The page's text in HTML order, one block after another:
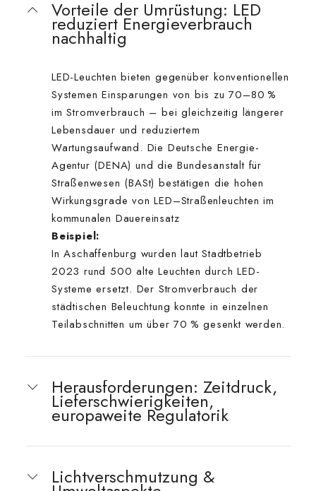
Vorteile der Umrüstung: LED
reduziert Energieverbrauch
nachhaltig
LED-Leuchten bieten gegenüber konventionellen
Systemen Einsparungen von bis zu 70–80 %
im Stromverbrauch – bei gleichzeitig längerer
Lebensdauer und reduziertem
Wartungsaufwand. Die Deutsche Energie-
Agentur (DENA) und die Bundesanstalt für
Straßenwesen (BASt) bestätigen die hohen
Wirkungsgrade von LED–Straßenleuchten im
kommunalen Dauereinsatz
Beispiel:
In Aschaffenburg wurden laut Stadtbetrieb
2023 rund 500 alte Leuchten durch LED-
Systeme ersetzt. Der Stromverbrauch der
städtischen Beleuchtung konnte in einzelnen
Teilabschnitten um über 70 % gesenkt werden.
Herausforderungen: Zeitdruck,
Lieferschwierigkeiten,
europaweite Regulatorik
Lichtverschmutzung &